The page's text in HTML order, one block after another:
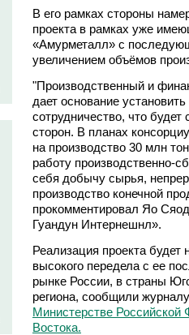
В его рамках стороны
проекта в рамках уже
«Амурметалл» с
увеличением объёмов
"Производственный и
дает основание
сотрудничество, что будет
сторон. В планах
на производство 30 млн
работу производственно-
себя добычу сырья,
производство конечной
прокомментировал Яо
Гуандун Интернешнл».
Реализация проекта будет
высокого передела с ее
рынке России, в страны
региона, сообщили
Министерстве Российской
Востока.